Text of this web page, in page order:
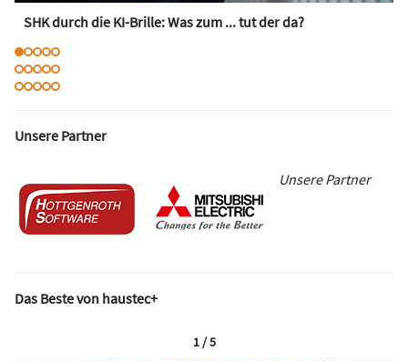
SHK durch die KI-Brille: Was zum ... tut der da?
Unsere Partner
Unsere Partner
Das Beste von haustec+
1 / 5